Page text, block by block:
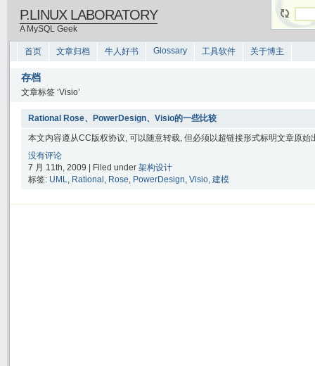
P.LINUX LABORATORY
A MySQL Geek
首页 文章归档 牛人好书 Glossary 工具软件 关于博主
存档
文章标签 ‘Visio’
Rational Rose、PowerDesign、Visio的一些比较
本文内容遵从CC版权协议, 可以随意转载, 但必须以超链接形式标明文章原
没有评论
7 月 11th, 2009 | Filed under 架构设计
标签: UML, Rational , Rose, PowerDesign, Visio, 建模